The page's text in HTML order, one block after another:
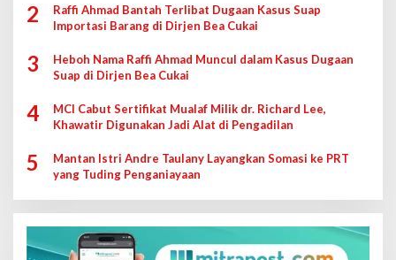
2
Raffi Ahmad Bantah Terlibat Dugaan Kasus Suap
Importasi Barang di Dirjen Bea Cukai
3
Heboh Nama Raffi Ahmad Muncul dalam Kasus Dugaan
Suap di Dirjen Bea Cukai
4
MCI Cabut Sertifikat Mualaf Milik dr. Richard Lee,
Khawatir Digunakan Jadi Alat di Pengadilan
5
Mantan Istri Andre Taulany Layangkan Somasi ke PRT
yang Tuding Penganiayaan